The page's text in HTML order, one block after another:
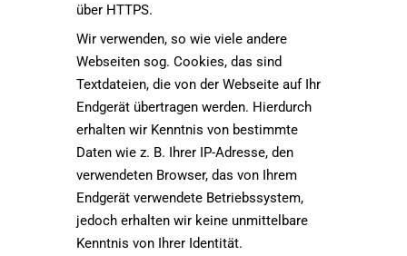
über HTTPS.
Wir verwenden, so wie viele andere
Webseiten sog. Cookies, das sind
Textdateien, die von der Webseite auf Ihr
Endgerät übertragen werden. Hierdurch
erhalten wir Kenntnis von bestimmte
Daten wie z. B. Ihrer IP-Adresse, den
verwendeten Browser, das von Ihrem
Endgerät verwendete Betriebssystem,
jedoch erhalten wir keine unmittelbare
Kenntnis von Ihrer Identität.